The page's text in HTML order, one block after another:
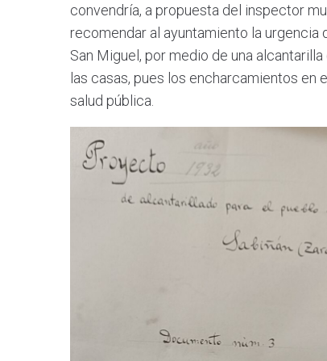
convendría, a propuesta del inspector
recomendar al ayuntamiento la urgencia
San Miguel, por medio de una
las casas, pues los encharcamientos en
salud pública.